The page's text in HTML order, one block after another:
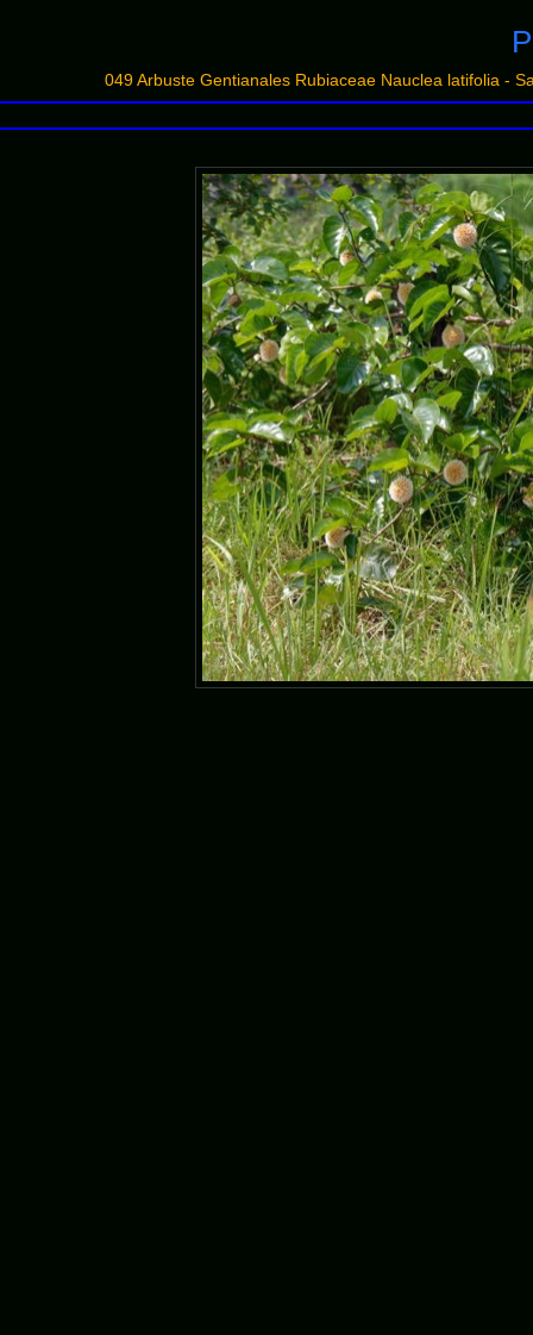
049 Arbuste Gentianales Rubiaceae Nauclea latifolia -